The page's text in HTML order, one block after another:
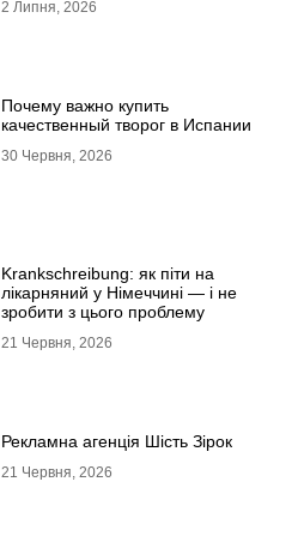
2 Липня, 2026
Почему важно купить
качественный творог в Испании
30 Червня, 2026
Krankschreibung: як піти на
лікарняний у Німеччині — і не
зробити з цього проблему
21 Червня, 2026
Рекламна агенція Шість Зірок
21 Червня, 2026